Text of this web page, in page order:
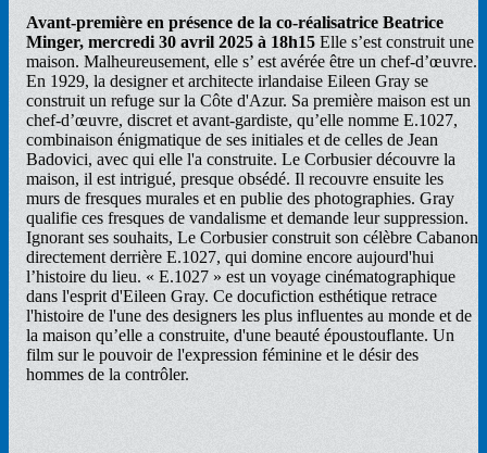
Avant-première en présence de la co-réalisatrice Beatrice
Minger, mercredi 30 avril 2025 à 18h15 Elle s’est construit une
maison. Malheureusement, elle s’ est avérée être un chef-d’œuvre.
En 1929, la designer et architecte irlandaise Eileen Gray se
construit un refuge sur la Côte d'Azur. Sa première maison est un
chef-d’œuvre, discret et avant-gardiste, qu’elle nomme E.1027,
combinaison énigmatique de ses initiales et de celles de Jean
Badovici, avec qui elle l'a construite. Le Corbusier découvre la
maison, il est intrigué, presque obsédé. Il recouvre ensuite les
murs de fresques murales et en publie des photographies. Gray
qualifie ces fresques de vandalisme et demande leur suppression.
Ignorant ses souhaits, Le Corbusier construit son célèbre Cabanon
directement derrière E.1027, qui domine encore aujourd'hui
l’histoire du lieu. « E.1027 » est un voyage cinématographique
dans l'esprit d'Eileen Gray. Ce docufiction esthétique retrace
l'histoire de l'une des designers les plus influentes au monde et de
la maison qu’elle a construite, d'une beauté époustouflante. Un
film sur le pouvoir de l'expression féminine et le désir des
hommes de la contrôler.